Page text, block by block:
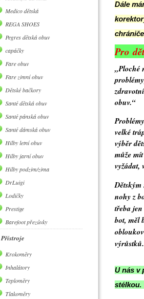
Dále
Pro
„Ploché
obuv.“
velké
výběr
může
vyžádat,
Dětským
nohy z
třeba
bot, měl
výrůstků.
U nás v
stélkou.
Medico dětská
REGA SHOES
Pegres dětská obuv
capáčky
Fare obuv
Fare zimní obuv
Dětské bačkory
Santé dětská obuv
Santé pánská obuv
Santé dámská obuv
Hilby letní obuv
Hilby jarní obuv
Hilby podzim/zima
DrLuigi
Lodičky
Prestige
Barefoot přezůvky
Přístroje
Krokoměry
Inhalátory
Teploměry
Tlakoměry